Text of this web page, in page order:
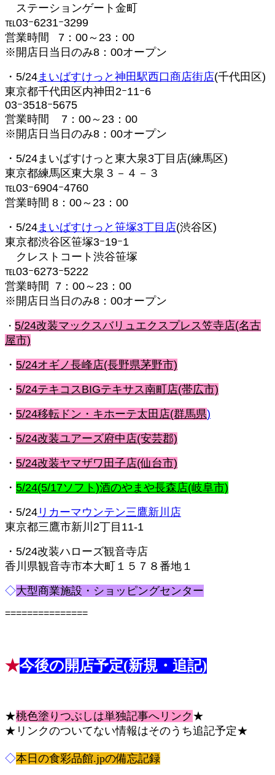
ステーションゲート金町
℡03ｰ6231ｰ3299
営業時間 7：00～23：00
※開店日当日のみ8：00オープン
・5/24 まいばすけっと神田駅西口商店街店(千代田区)
東京都千代田区内神田2ｰ11ｰ6
03ｰ3518ｰ5675
営業時間 7：00～23：00
※開店日当日のみ8：00オープン
・5/24まいばすけっと東大泉3丁目店(練馬区)
東京都練馬区東大泉３－４－３
℡03ｰ6904ｰ4760
営業時間 8：00～23：00
・5/24 まいばすけっと笹塚3丁目店(渋谷区)
東京都渋谷区笹塚3ｰ19ｰ1
クレストコート渋谷笹塚
℡03ｰ6273ｰ5222
営業時間 7：00～23：00
※開店日当日のみ8：00オープン
・ 5/24改装マックスバリュエクスプレス笠寺店(名古
屋市)
・ 5/24オギノ長峰店(長野県茅野市)
・ 5/24テキコスBIGテキサス南町店(帯広市)
・ 5/24移転ドン・キホーテ太田店(群馬県)
・ 5/24改装ユアーズ府中店(安芸郡)
・ 5/24改装ヤマザワ田子店(仙台市)
・ 5/24(5/17ソフト)酒のやまや長森店(岐阜市)
・5/24 リカーマウンテン三鷹新川店
東京都三鷹市新川2丁目11-1
・5/24改装ハローズ観音寺店
香川県観音寺市本大町１５７８番地１
◇大型商業施設・ショッピングセンター
===============
★今後の開店予定(新規・追記)
★桃色塗りつぶしは単独記事へリンク ★
★リンクのついてない情報はそのうち追記予定★
◇本日の食彩品館.jpの備忘記録